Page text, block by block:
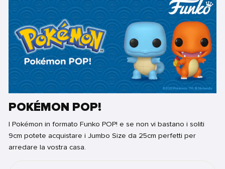
POKÉMON POP!
I Pokémon in formato Funko POP! e se non vi bastano i soliti
9cm potete acquistare i Jumbo Size da 25cm perfetti per
arredare la vostra casa.